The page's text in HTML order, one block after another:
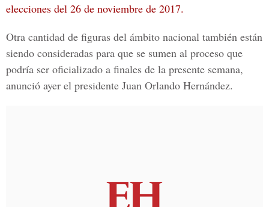
elecciones del 26 de noviembre de 2017.
Otra cantidad de figuras del ámbito nacional también están
siendo consideradas para que se sumen al proceso que
podría ser oficializado a finales de la presente semana,
anunció ayer el presidente Juan Orlando Hernández.